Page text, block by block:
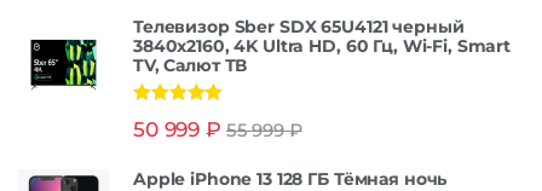
Телевизор Sber SDX 65U4121 черный
3840x2160, 4K Ultra HD, 60 Гц, Wi-Fi, Smart
TV, Салют ТВ
из 5
50 999 ₽ 55 999₽
Apple iPhone 13 128 ГБ Тёмная ночь